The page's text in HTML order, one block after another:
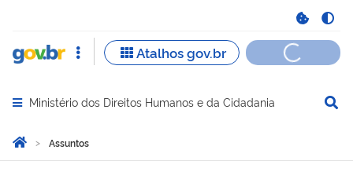
Abrir menu principal de navegação
Ministério dos Direitos Humanos e da Cidadania
Você está aqui:
Página Inicial
Assuntos